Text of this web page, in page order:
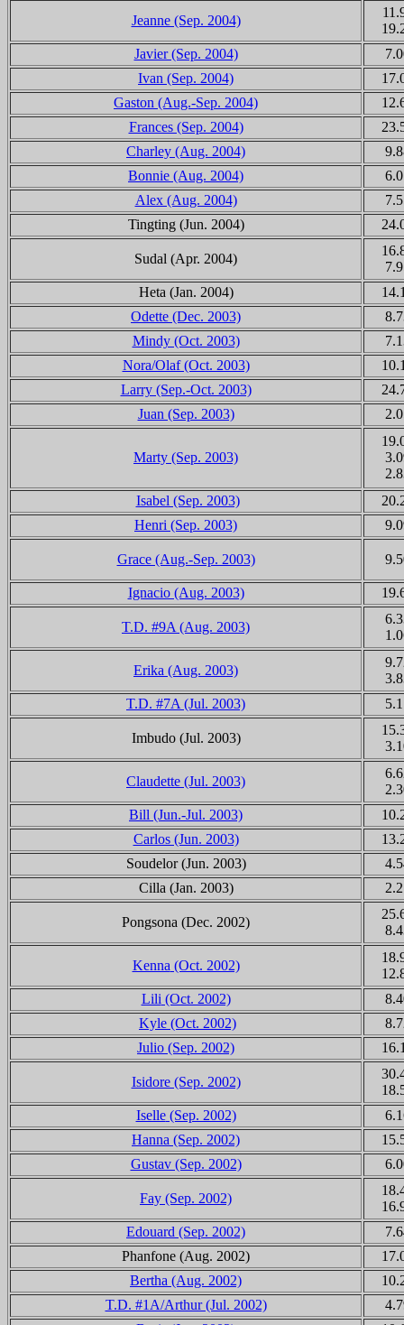
Jeanne (Sep. 2004)
Javier (Sep. 2004)
Ivan (Sep. 2004)
Gaston (Aug.-Sep. 2004)
Frances (Sep. 2004)
Charley (Aug. 2004)
Bonnie (Aug. 2004)
Alex (Aug. 2004)
Tingting(Jun. 2004)
Sudal (Apr. 2004)
Heta (Jan. 2004)
Odette (Dec. 2003)
Mindy (Oct. 2003)
Nora/Olaf (Oct. 2003)
Larry (Sep.-Oct. 2003)
Juan (Sep. 2003)
Marty (Sep. 2003)
Isabel (Sep. 2003)
Henri (Sep. 2003)
Grace (Aug.-Sep. 2003)
Ignacio (Aug. 2003)
T.D. #9A (Aug. 2003)
Erika (Aug. 2003)
T.D. #7A (Jul. 2003)
Imbudo(Jul. 2003)
Claudette (Jul. 2003)
Bill (Jun.-Jul. 2003)
Carlos (Jun. 2003)
Soudelor(Jun. 2003)
Cilla (Jan. 2003)
Pongsona (Dec. 2002)
Kenna (Oct. 2002)
Lili (Oct. 2002)
Kyle (Oct. 2002)
Julio (Sep. 2002)
Isidore (Sep. 2002)
Iselle(Sep. 2002)
Hanna (Sep. 2002)
Gustav (Sep. 2002)
Fay (Sep. 2002)
Edouard (Sep. 2002)
Phanfone (Aug. 2002)
Bertha (Aug. 2002)
T.D. #1A/Arthur (Jul. 2002)